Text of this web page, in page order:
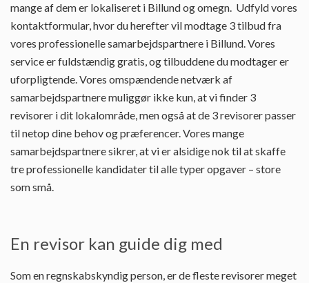
mange af dem er lokaliseret i Billund og omegn. Udfyld vores
kontaktformular, hvor du herefter vil modtage 3 tilbud fra
vores professionelle samarbejdspartnere i Billund. Vores
service er fuldstændig gratis, og tilbuddene du modtager er
uforpligtende. Vores omspændende netværk af
samarbejdspartnere muliggør ikke kun, at vi finder 3
revisorer i dit lokalområde, men også at de 3 revisorer passer
til netop dine behov og præferencer. Vores mange
samarbejdspartnere sikrer, at vi er alsidige nok til at skaffe
tre professionelle kandidater til alle typer opgaver – store
som små.
En revisor kan guide dig med
Som en regnskabskyndig person, er de fleste revisorer meget